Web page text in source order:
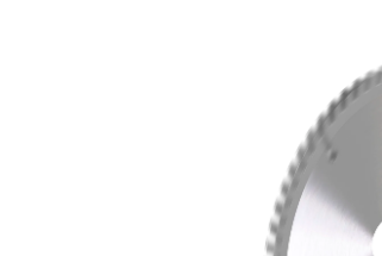
Система V-паза NEW!
Алюминиевые промышленные